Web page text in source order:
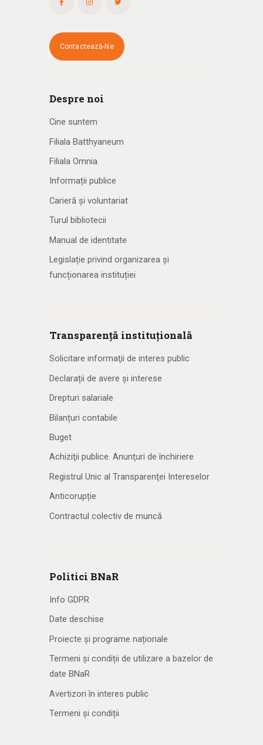
Contactează-Ne
Despre noi
Cine suntem
Filiala Batthyaneum
Filiala Omnia
Informații publice
Carieră și voluntariat
Turul bibliotecii
Manual de identitate
Legislație privind organizarea și
funcționarea instituției
Transparență instituțională
Solicitare informaţii de interes public
Declarații de avere și interese
Drepturi salariale
Bilanțuri contabile
Buget
Achiziţii publice. Anunţuri de închiriere
Registrul Unic al Transparenţei Intereselor
Anticorupție
Contractul colectiv de muncă
Politici BNaR
Info GDPR
Date deschise
Proiecte și programe naționale
Termeni și condiții de utilizare a bazelor de
date BNaR
Avertizori în interes public
Termeni și condiții